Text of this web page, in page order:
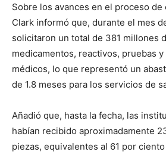
Sobre los avances en el proceso de
Clark informó que, durante el mes
solicitaron un total de 381 millones
medicamentos, reactivos, pruebas
médicos, lo que representó un
de 1.8 meses para los servicios de
Añadió que, hasta la fecha, las
habían recibido aproximadamente
piezas, equivalentes al 61 por